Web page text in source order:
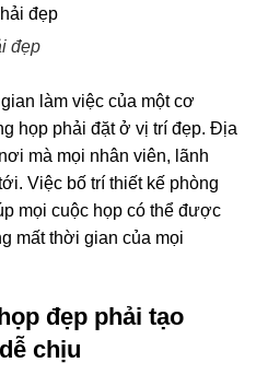
đẹp
làm việc của một cơ
họp phải đặt ở vị trí đẹp. Địa
mà mọi nhân viên, lãnh
Việc bố trí thiết kế phòng
mọi cuộc họp có thể được
mất thời gian của mọi
đẹp phải tạo
chịu